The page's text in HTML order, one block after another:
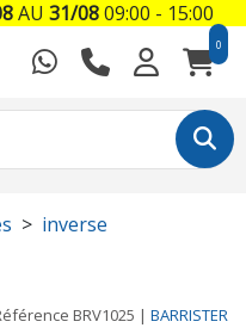
0
inverse
BRV1025 | BARRISTER
AU 31/0809:00 - 15:00